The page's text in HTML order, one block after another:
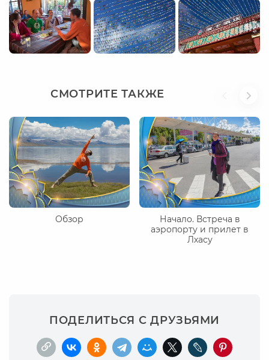
СМОТРИТЕ ТАКЖЕ
Обзор
Начало. Встреча в
аэропорту и прилет в
Лхасу
ПОДЕЛИТЬСЯ С ДРУЗЬЯМИ